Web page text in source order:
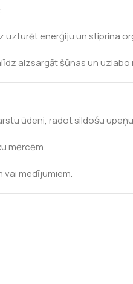
uzturēt enerģiju un stiprina
aizsargāt šūnas un uzlabo
ūdeni, radot sildošu upeņu
mērcēm.
vai medījumiem.